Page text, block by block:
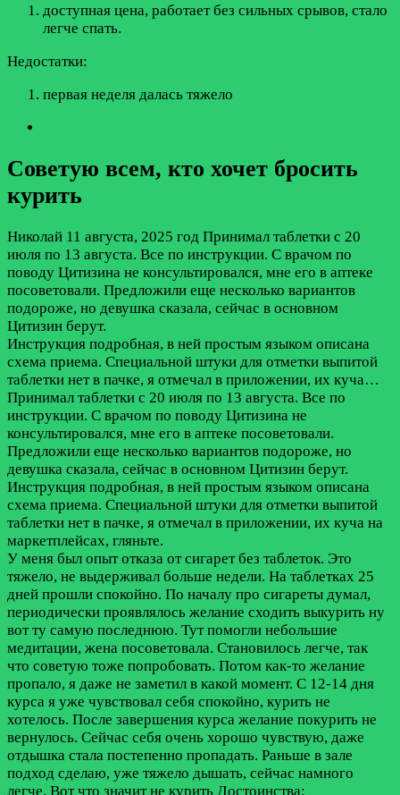
доступная цена, работает без сильных срывов, стало
легче спать.
Недостатки:
первая неделя далась тяжело
Советую всем, кто хочет бросить
курить
Николай 11 августа, 2025 год Принимал таблетки с 20
июля по 13 августа. Все по инструкции. С врачом по
поводу Цитизина не консультировался, мне его в аптеке
посоветовали. Предложили еще несколько вариантов
подороже, но девушка сказала, сейчас в основном
Цитизин берут.
Инструкция подробная, в ней простым языком описана
схема приема. Специальной штуки для отметки выпитой
таблетки нет в пачке, я отмечал в приложении, их куча…
Принимал таблетки с 20 июля по 13 августа. Все по
инструкции. С врачом по поводу Цитизина не
консультировался, мне его в аптеке посоветовали.
Предложили еще несколько вариантов подороже, но
девушка сказала, сейчас в основном Цитизин берут.
Инструкция подробная, в ней простым языком описана
схема приема. Специальной штуки для отметки выпитой
таблетки нет в пачке, я отмечал в приложении, их куча на
маркетплейсах, гляньте.
У меня был опыт отказа от сигарет без таблеток. Это
тяжело, не выдерживал больше недели. На таблетках 25
дней прошли спокойно. По началу про сигареты думал,
периодически проявлялось желание сходить выкурить ну
вот ту самую последнюю. Тут помогли небольшие
медитации, жена посоветовала. Становилось легче, так
что советую тоже попробовать. Потом как-то желание
пропало, я даже не заметил в какой момент. С 12-14 дня
курса я уже чувствовал себя спокойно, курить не
хотелось. После завершения курса желание покурить не
вернулось. Сейчас себя очень хорошо чувствую, даже
отдышка стала постепенно пропадать. Раньше в зале
подход сделаю, уже тяжело дышать, сейчас намного
легче. Вот что значит не курить Достоинства: